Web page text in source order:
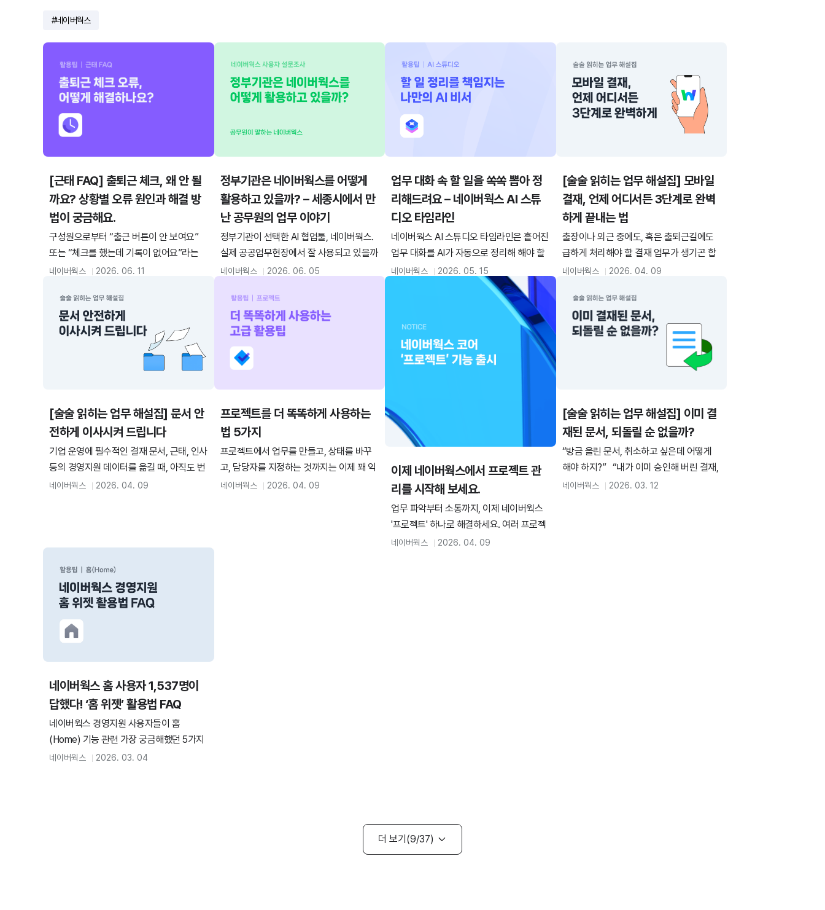
네이버웍스
[근태 FAQ] 출퇴근 체크, 왜 안 될
까요? 상황별 오류 원인과 해결 방
법이 궁금해요.
구성원으로부터 “출근 버튼이 안 보여요”
또는 “체크를 했는데 기록이 없어요”라는
문의를 받고 당황하신 적 있으신가요? 출
식이나 구성원의 사용 환경에 따라 원인이
다양합니다. ‘근태 FAQ’ 네 번째 에피소드
에서는 자주 묻는 질문 9가지를 바탕으로
각 상황별 출퇴근 체크 오류 원인과 해결 방
때 Case 1) 특정 구성원만 출퇴근 버튼이
보이지 않아요 Case 2) 출퇴근 버튼이
네이버웍스 2026. 06. 11
정부기관은 네이버웍스를 어떻게
활용하고 있을까? – 세종시에서 만
난 공무원의 업무 이야기
정부기관이 선택한 AI 협업툴, 네이버웍스.
실제 공공업무현장에서 잘 사용되고 있을까
요? 30개 이상의 중앙행정기관 공무원 분
소개합니다.
네이버웍스 2026. 06. 05
업무 대화 속 할 일을 쏙쏙 뽑아 정
리해드려요 – 네이버웍스 AI 스튜
디오 타임라인
네이버웍스 AI 스튜디오 타임라인은 흩어진
업무 대화를 AI가 자동으로 정리해 해야 할
일을 한눈에 보여주는 기능입니다. 대화 속
결정 사항, 요청 내용, 일정까지 시간순으로
정리해주고 원본 대화로 바로 이동할 수 있
어 업무 흐름과 맥락을 빠르게 파악할 수 있
습니다.
네이버웍스 2026. 05. 15
[술술 읽히는 업무 해설집] 모바일
결재, 언제 어디서든 3단계로 완벽
하게 끝내는 법
출장이나 외근 중에도, 혹은 출퇴근길에도
급하게 처리해야 할 결재 업무가 생기곤 합
니다. PC 앞에 앉을 시간이 없어도 모바일
할까요? 네이버웍스 결재는 언제 어디서든
결재 업무를 처리할 수 있도록 모바일 환경
에 최적화되어 있습니다. 술술 읽히는 업무
해설집, 마지막 에피소드에서는 모바일에서
결재 문서 작성 → 승인 → 수·발신함 확인
느껴졌던 모바일 결재 프로세스, 이제 네이
버웍스 결재 유튜브 튜토리얼 영상과 함께
완벽하게 마스터해 보세요.
네이버웍스 2026. 04. 09
[술술 읽히는 업무 해설집] 문서 안
전하게 이사시켜 드립니다
기업 운영에 필수적인 결재 문서, 근태, 인사
등의 경영지원 데이터를 옮길 때, 아직도 번
거롭게 수기로 입력하거나 복잡한 시스템을
으신 분들을 위해 준비했습니다. 술술 읽히
터 불러오기’ 기능을 통해 외부 데이터를 쉽
고 빠르게 불러오는 방법을 자세히 알려드
릴게요. 그럼 지금부터 업무 해설집을 펼쳐
볼까요? 체크 포인트 1. 왜 과거 문서를 이관
해야 할까요? 업무는 연속성을 가지므로
과거의 결재 이력은 중요한 자산입니다. 특
네이버웍스 2026. 04. 09
프로젝트를 더 똑똑하게 사용하는
법 5가지
프로젝트에서 업무를 만들고, 상태를 바꾸
고, 담당자를 지정하는 것까지는 이제 꽤 익
숙해지셨을 거예요. 기본적인 업무 관리는
네이버웍스 2026. 04. 09
이제 네이버웍스에서 프로젝트 관
리를 시작해 보세요.
업무 파악부터 소통까지, 이제 네이버웍스
'프로젝트' 하나로 해결하세요. 여러 프로젝
트에 흩어진 내 업무를 한데 모으고, 메일/메
네이버웍스 2026. 04. 09
[술술 읽히는 업무 해설집] 이미 결
재된 문서, 되돌릴 순 없을까?
“방금 올린 문서, 취소하고 싶은데 어떻게
해야 하지?” “내가 이미 승인해 버린 결재,
되돌릴 방법은 없을까? 회사에서 결재 문
네이버웍스 2026. 03. 12
네이버웍스 홈 사용자 1,537명이
답했다! ‘홈 위젯’ 활용법 FAQ
네이버웍스 경영지원 사용자들이 홈
(Home) 기능 관련 가장 궁금해했던 5가지
핵심 질문을 바탕으로, 업무 속도를 200%
네이버웍스 2026. 03. 04
더 보기 9 37